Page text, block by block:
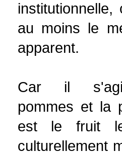
institutionnelle,
au moins le
apparent.
Car il
pommes et la
est le fruit
culturellement